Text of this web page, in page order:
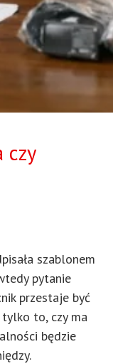
czy
szablonem
pytanie
przestaje być
to, czy ma
będzie